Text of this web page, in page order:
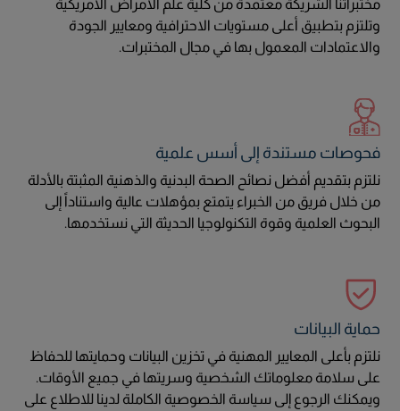
مختبراتنا الشريكة معتمدة من كلية علم الأمراض الأمريكية
وتلتزم بتطبيق أعلى مستويات الاحترافية ومعايير الجودة
والاعتمادات المعمول بها في مجال المختبرات.
فحوصات مستندة إلى أسس علمية
نلتزم بتقديم أفضل نصائح الصحة البدنية والذهنية المثبتة بالأدلة
من خلال فريق من الخبراء يتمتع بمؤهلات عالية واستناداً إلى
البحوث العلمية وقوة التكنولوجيا الحديثة التي نستخدمها.
حماية البيانات
نلتزم بأعلى المعايير المهنية في تخزين البيانات وحمايتها للحفاظ
على سلامة معلوماتك الشخصية وسريتها في جميع الأوقات.
ويمكنك الرجوع إلى سياسة الخصوصية الكاملة لدينا للاطلاع على